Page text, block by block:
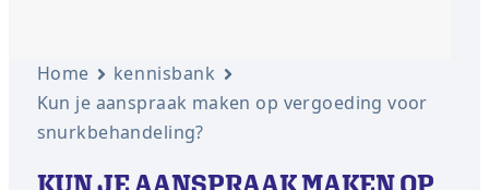
Home
kennisbank
Kun je aanspraak maken op vergoeding voor
snurkbehandeling?
KUN JE AANSPRAAK MAKEN OP